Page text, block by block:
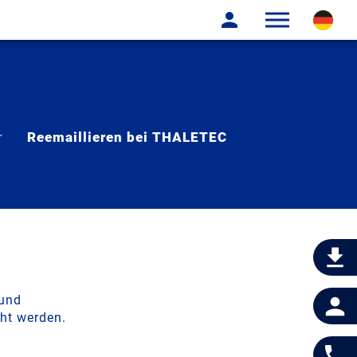
Reemaillieren bei THALETEC
werden.